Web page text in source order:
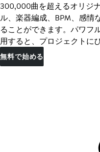
300,000曲を超えるオリジ
ル、楽器編成、BPM、感情
ることができます。パワフ
用すると、プロジェクトに
無料で始める